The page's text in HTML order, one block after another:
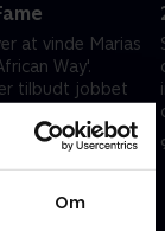
Om
at vinde Marias
Way'.
tilbudt jobbet
et
• 25 min